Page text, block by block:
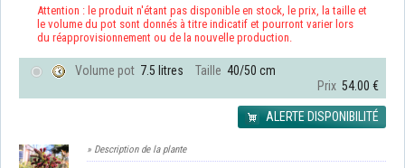
CONTACT
Attention : le produit n'étant pas disponible en stock, le prix, la taille et
le volume du pot sont donnés à titre indicatif et pourront varier lors
du réapprovisionnement ou de la nouvelle production.
Volume pot 7.5 litres Taille 40/50 cm
Prix 54.00 €
ALERTE DISPONIBILITÉ
» Description de la plante